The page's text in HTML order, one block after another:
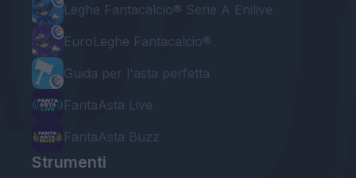
Leghe Fantacalcio® Serie A Enilive
EuroLeghe Fantacalcio®
Guida per l'asta perfetta
FantaAsta Live
FantaAsta Buzz
Strumenti